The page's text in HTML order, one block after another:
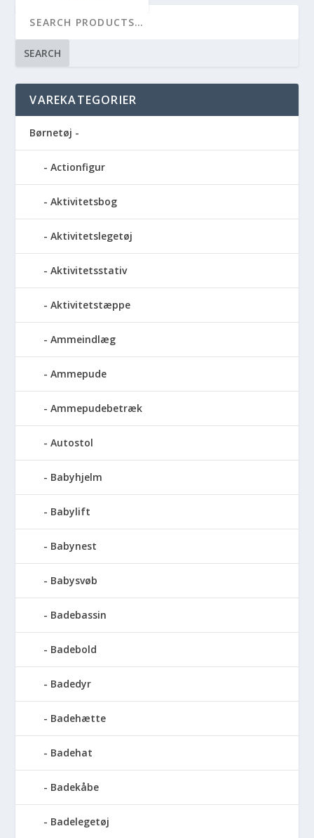
SEARCH
VAREKATEGORIER
Børnetøj -
Actionfigur
Aktivitetsbog
Aktivitetslegetøj
Aktivitetsstativ
Aktivitetstæppe
Ammeindlæg
Ammepude
Ammepudebetræk
Autostol
Babyhjelm
Babylift
Babynest
Babysvøb
Badebassin
Badebold
Badedyr
Badehætte
Badehat
Badekåbe
Badelegetøj